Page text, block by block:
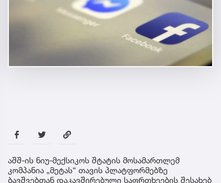
აშშ-ის ნიუ-მექსიკოს შტატის მოსამართლემ
კომპანია „მეტას“ თავის პლატფორმებზე
ბავშვებთან დაკავშირებული საფრთხეების შესახებ